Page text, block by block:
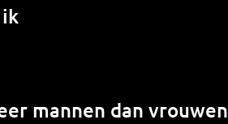
mannen dan vrouwen